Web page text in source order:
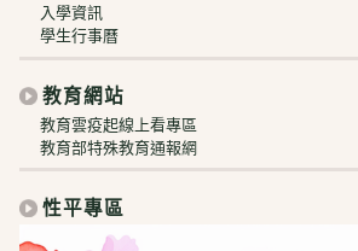
入學資訊
學生行事曆
教育網站
教育雲疫起線上看專區
教育部特殊教育通報網
性平專區